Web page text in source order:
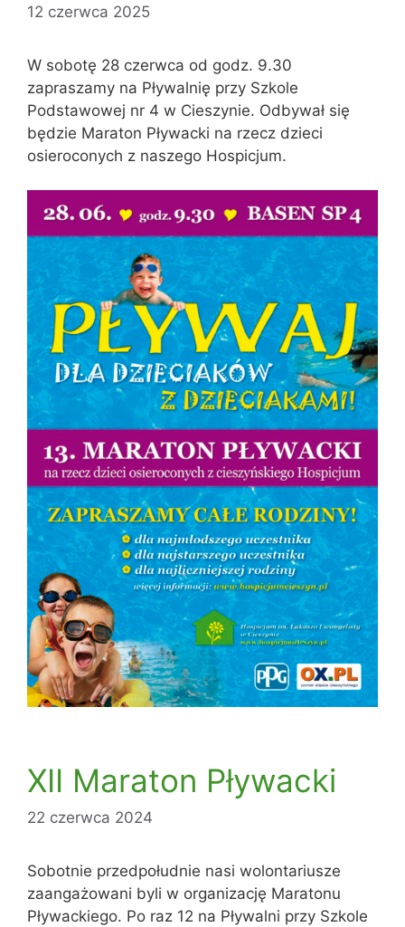
12 czerwca 2025
W sobotę 28 czerwca od godz. 9.30
zapraszamy na Pływalnię przy Szkole
Podstawowej nr 4 w Cieszynie. Odbywał się
będzie Maraton Pływacki na rzecz dzieci
osieroconych z naszego Hospicjum.
XII Maraton Pływacki
22 czerwca 2024
Sobotnie przedpołudnie nasi wolontariusze
zaangażowani byli w organizację Maratonu
Pływackiego. Po raz 12 na Pływalni przy Szkole